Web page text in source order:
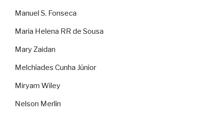
Manuel S. Fonseca
Maria Helena RR de Sousa
Mary Zaidan
Melchíades Cunha Júnior
Miryam Wiley
Nelson Merlin